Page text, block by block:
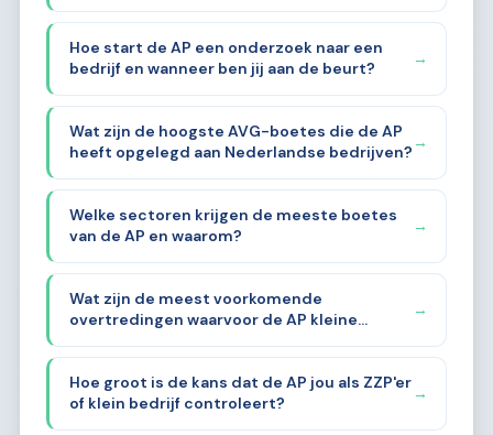
Hoe start de AP een onderzoek naar een
bedrijf en wanneer ben jij aan de beurt?
→
Wat zijn de hoogste AVG-boetes die de AP
heeft opgelegd aan Nederlandse bedrijven?
→
Welke sectoren krijgen de meeste boetes
van de AP en waarom?
→
Wat zijn de meest voorkomende
overtredingen waarvoor de AP kleine
→
Hoe groot is de kans dat de AP jou als ZZP'er
of klein bedrijf controleert?
→